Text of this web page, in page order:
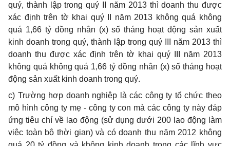
quý, thành lập trong quý II năm 2013 thì doanh thu được
xác định trên tờ khai quý II năm 2013 không quá không
quá 1,66 tỷ đồng nhân (x) số tháng hoạt động sản xuất
kinh doanh trong quý, thành lập trong quý III năm 2013 thì
doanh thu được xác định trên tờ khai quý III năm 2013
không quá không quá 1,66 tỷ đồng nhân (x) số tháng hoạt
động sản xuất kinh doanh trong quý.
c) Trường hợp doanh nghiệp là các công ty tổ chức theo
mô hình công ty mẹ - công ty con mà các công ty này đáp
ứng tiêu chí về lao động (sử dụng dưới 200 lao động làm
việc toàn bộ thời gian) và có doanh thu năm 2012 không